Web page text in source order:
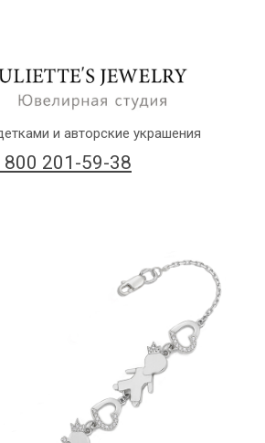
800 201-59-38
и авторские украшения